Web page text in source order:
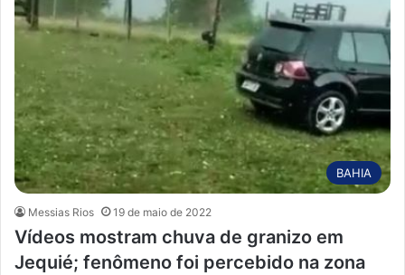
BAHIA
Messias Rios 19 de maio de 2022
Vídeos mostram chuva de granizo em
Jequié; fenômeno foi percebido na zona